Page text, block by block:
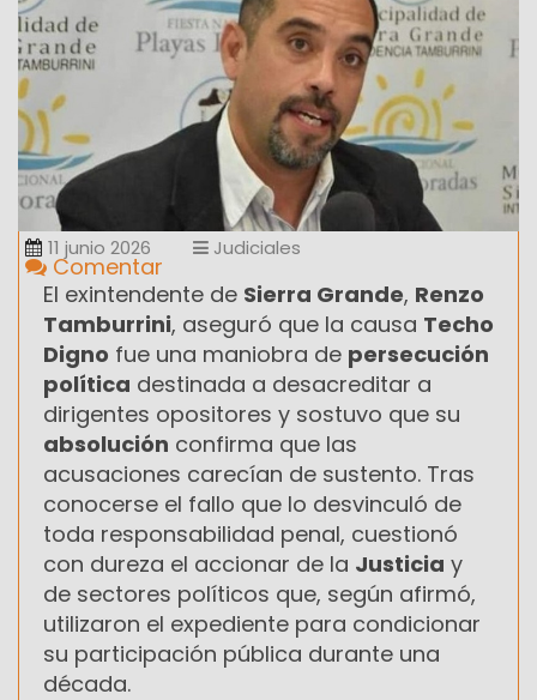
11 junio 2026 Judiciales
Comentar
El exintendente de Sierra Grande, Renzo
Tamburrini, aseguró que la causa Techo
Digno fue una maniobra de persecución
política destinada a desacreditar a
dirigentes opositores y sostuvo que su
absolución confirma que las
acusaciones carecían de sustento. Tras
conocerse el fallo que lo desvinculó de
toda responsabilidad penal, cuestionó
con dureza el accionar de la Justicia y
de sectores políticos que, según afirmó,
utilizaron el expediente para condicionar
su participación pública durante una
década.